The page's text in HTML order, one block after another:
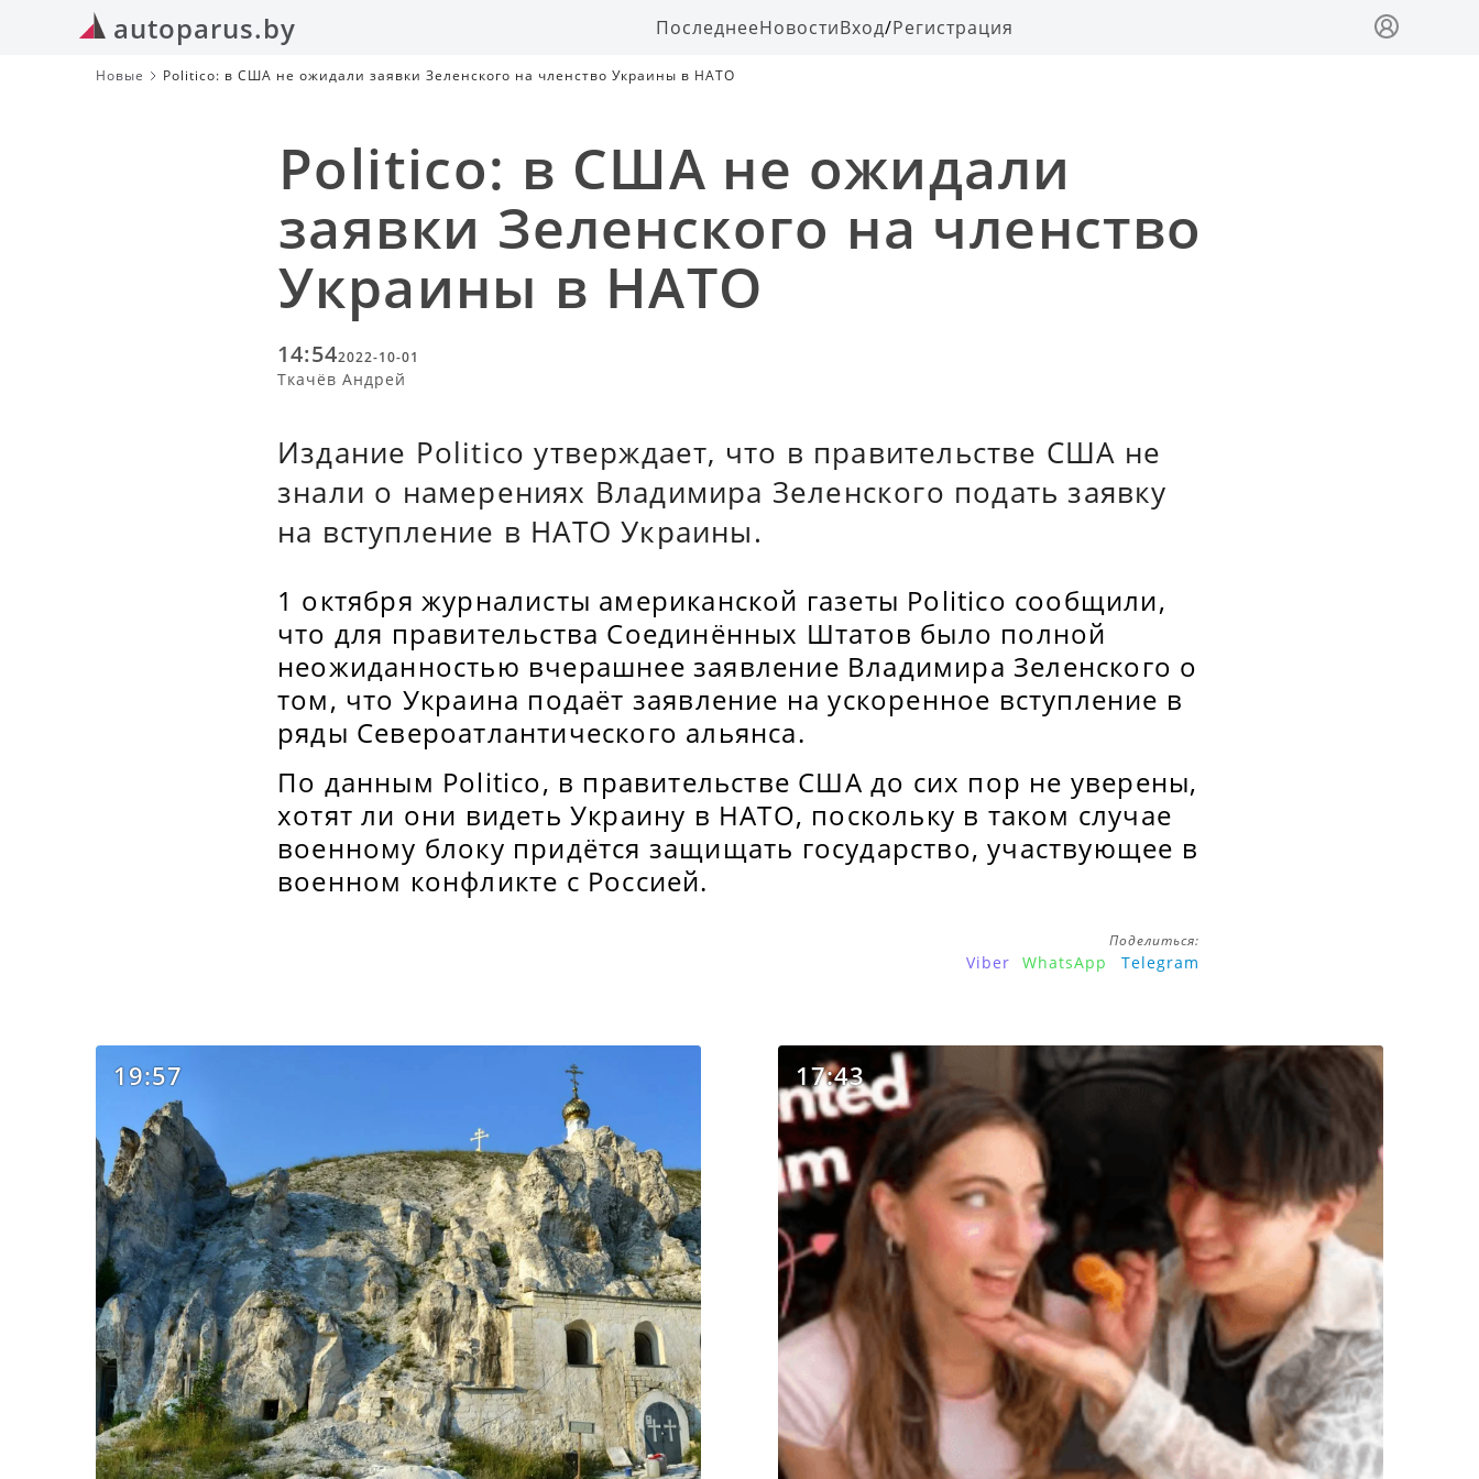
autoparus.by ПоследнееНовостиВход/Регистрация
Новые Politico: в США не ожидали заявки Зеленского на членство Украины в НАТО
Politico: в США не ожидали
заявки Зеленского на членство
Украины в НАТО
14:542022-10-01
Ткачёв Андрей
Издание Politico утверждает, что в правительстве США не
знали о намерениях Владимира Зеленского подать заявку
на вступление в НАТО Украины.
1 октября журналисты американской газеты Politico сообщили,
что для правительства Соединённых Штатов было полной
неожиданностью вчерашнее заявление Владимира Зеленского о
том, что Украина подаёт заявление на ускоренное вступление в
ряды Североатлантического альянса.
По данным Politico, в правительстве США до сих пор не уверены,
хотят ли они видеть Украину в НАТО, поскольку в таком случае
военному блоку придётся защищать государство, участвующее в
военном конфликте с Россией.
Поделиться:
Viber WhatsApp Telegram
19:57 17:43